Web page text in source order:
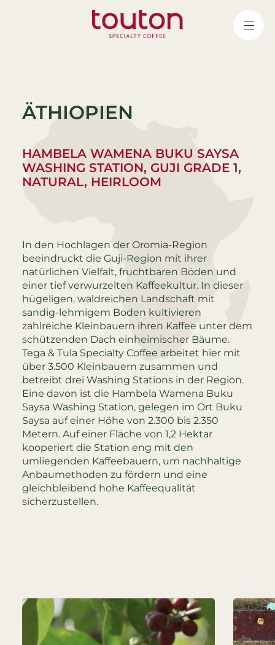
ÄTHIOPIEN
HAMBELA WAMENA BUKU SAYSA
WASHING STATION, GUJI GRADE 1,
NATURAL, HEIRLOOM
In den Hochlagen der Oromia-Region
beeindruckt die Guji-Region mit ihrer
natürlichen Vielfalt, fruchtbaren Böden und
einer tief verwurzelten Kaffeekultur. In dieser
hügeligen, waldreichen Landschaft mit
sandig-lehmigem Boden kultivieren
zahlreiche Kleinbauern ihren Kaffee unter dem
schützenden Dach einheimischer Bäume.
Tega & Tula Specialty Coffee arbeitet hier mit
über 3.500 Kleinbauern zusammen und
betreibt drei Washing Stations in der Region.
Eine davon ist die Hambela Wamena Buku
Saysa Washing Station, gelegen im Ort Buku
Saysa auf einer Höhe von 2.300 bis 2.350
Metern. Auf einer Fläche von 1,2 Hektar
kooperiert die Station eng mit den
umliegenden Kaffeebauern, um nachhaltige
Anbaumethoden zu fördern und eine
gleichbleibend hohe Kaffeequalität
sicherzustellen.